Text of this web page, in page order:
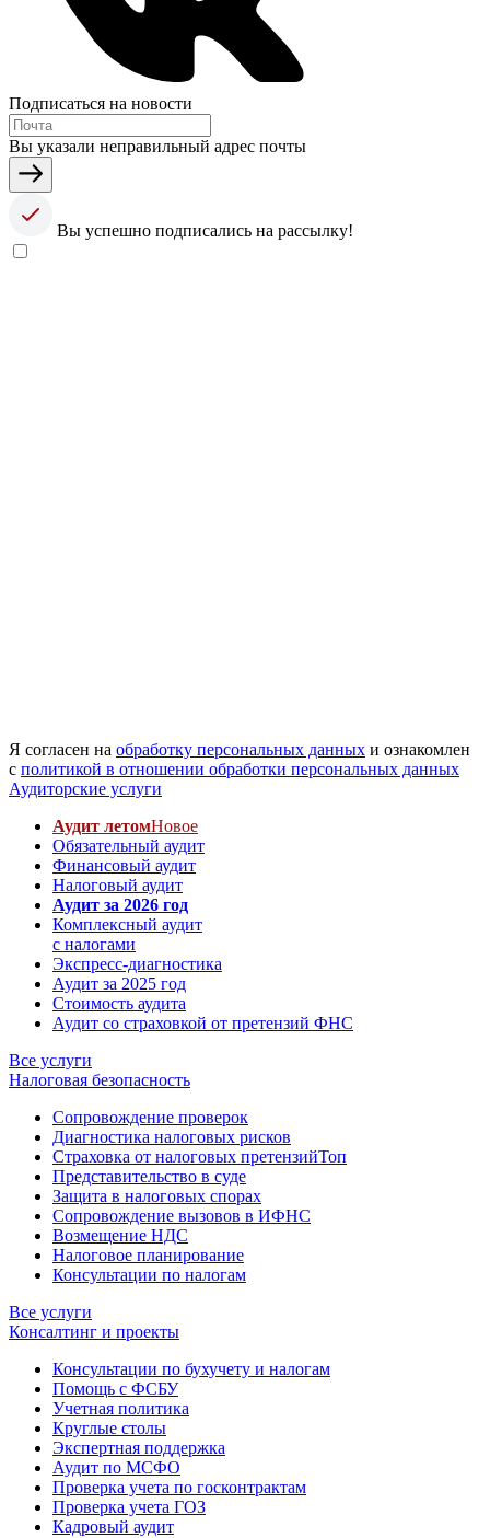
Подписаться на новости
Вы указали неправильный адрес почты
Вы успешно подписались на рассылку!
Я согласен на обработку персональных данных и ознакомлен
с политикой в отношении обработки персональных данных
Аудиторские услуги
Аудит летомНовое
Обязательный аудит
Финансовый аудит
Налоговый аудит
Аудит за 2026 год
Комплексный аудит
с налогами
Экспресс-диагностика
Аудит за 2025 год
Стоимость аудита
Аудит со страховкой от претензий ФНС
Все услуги
Налоговая безопасность
Сопровождение проверок
Диагностика налоговых рисков
Страховка от налоговых претензийТоп
Представительство в суде
Защита в налоговых спорах
Сопровождение вызовов в ИФНС
Возмещение НДС
Налоговое планирование
Консультации по налогам
Все услуги
Консалтинг и проекты
Консультации по бухучету и налогам
Помощь с ФСБУ
Учетная политика
Круглые столы
Экспертная поддержка
Аудит по МСФО
Проверка учета по госконтрактам
Проверка учета ГОЗ
Кадровый аудит